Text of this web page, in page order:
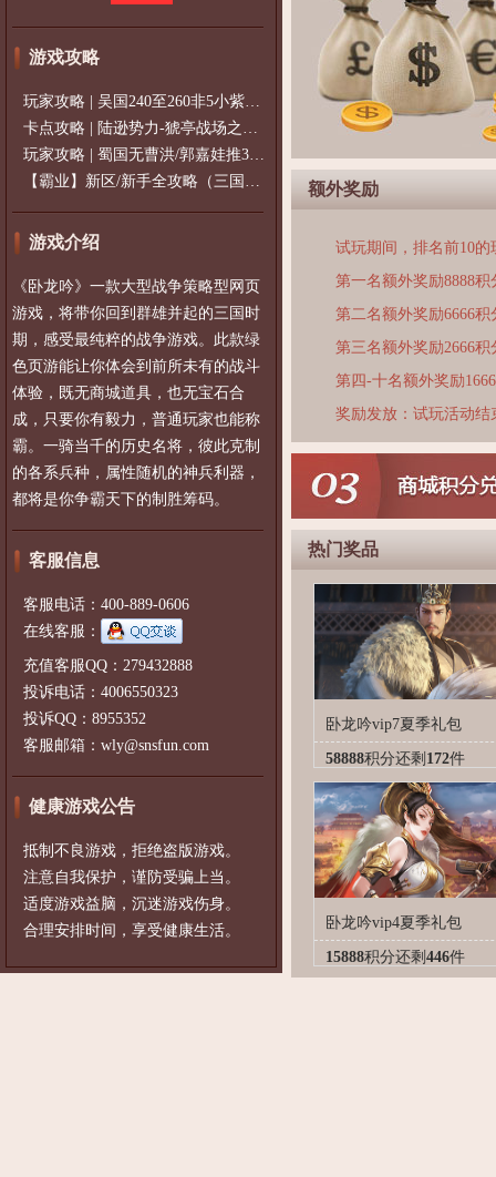
游戏攻略
玩家攻略 | 吴国240至260非5小紫过策免
卡点攻略 | 陆逊势力-猇亭战场之陆逊
玩家攻略 | 蜀国无曹洪/郭嘉娃推375级，
【霸业】新区/新手全攻略（三国通用）2
游戏介绍
《卧龙吟》一款大型战争策略型网页
游戏，将带你回到群雄并起的三国时
期，感受最纯粹的战争游戏。此款绿
色页游能让你体会到前所未有的战斗
体验，既无商城道具，也无宝石合
成，只要你有毅力，普通玩家也能称
霸。一骑当千的历史名将，彼此克制
的各系兵种，属性随机的神兵利器，
都将是你争霸天下的制胜筹码。
客服信息
客服电话：400-889-0606
在线客服：
充值客服QQ：279432888
投诉电话：4006550323
投诉QQ：8955352
客服邮箱：wly@snsfun.com
健康游戏公告
抵制不良游戏，拒绝盗版游戏。
注意自我保护，谨防受骗上当。
适度游戏益脑，沉迷游戏伤身。
合理安排时间，享受健康生活。
额外奖励
试玩期间，排名前10
第一名额外奖励8888积
第二名额外奖励6666积
第三名额外奖励2666积
第四-十名额外奖励
奖励发放：试玩活动
热门奖品
卧龙吟vip7夏季礼包
58888积分还剩 172件
卧龙吟vip4夏季礼包
15888积分还剩 446件